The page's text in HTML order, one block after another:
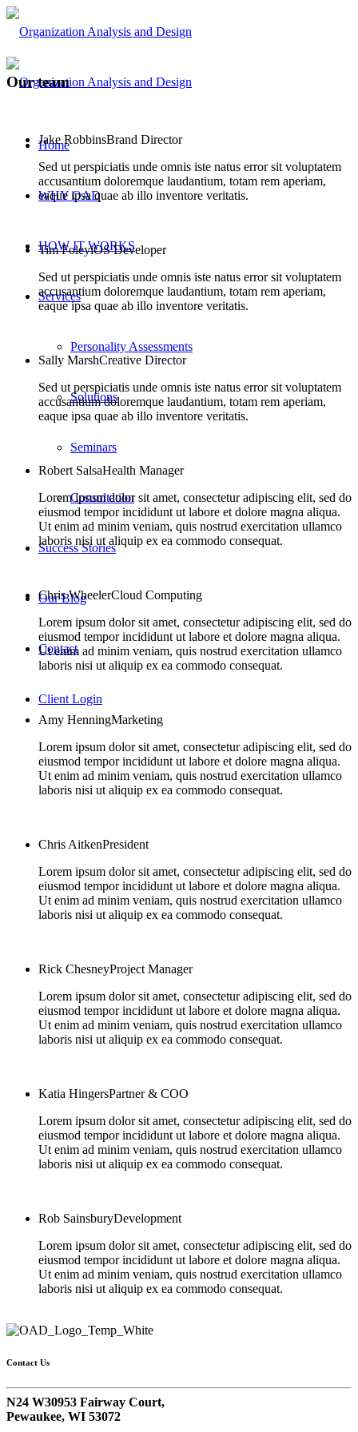
Home
WHY OAD
HOW IT WORKS
Services
Personality Assessments
Solutions
Seminars
Consultation
Success Stories
Our Blog
Contact
Client Login
Our team
Jake RobbinsBrand Director
Sed ut perspiciatis unde omnis iste natus error sit voluptatem
accusantium doloremque laudantium, totam rem aperiam,
eaque ipsa quae ab illo inventore veritatis.
Tim FoleyiOS Developer
Sed ut perspiciatis unde omnis iste natus error sit voluptatem
accusantium doloremque laudantium, totam rem aperiam,
eaque ipsa quae ab illo inventore veritatis.
Sally MarshCreative Director
Sed ut perspiciatis unde omnis iste natus error sit voluptatem
accusantium doloremque laudantium, totam rem aperiam,
eaque ipsa quae ab illo inventore veritatis.
Robert SalsaHealth Manager
Lorem ipsum dolor sit amet, consectetur adipiscing elit, sed do
eiusmod tempor incididunt ut labore et dolore magna aliqua.
Ut enim ad minim veniam, quis nostrud exercitation ullamco
laboris nisi ut aliquip ex ea commodo consequat.
Chris WheelerCloud Computing
Lorem ipsum dolor sit amet, consectetur adipiscing elit, sed do
eiusmod tempor incididunt ut labore et dolore magna aliqua.
Ut enim ad minim veniam, quis nostrud exercitation ullamco
laboris nisi ut aliquip ex ea commodo consequat.
Amy HenningMarketing
Lorem ipsum dolor sit amet, consectetur adipiscing elit, sed do
eiusmod tempor incididunt ut labore et dolore magna aliqua.
Ut enim ad minim veniam, quis nostrud exercitation ullamco
laboris nisi ut aliquip ex ea commodo consequat.
Chris AitkenPresident
Lorem ipsum dolor sit amet, consectetur adipiscing elit, sed do
eiusmod tempor incididunt ut labore et dolore magna aliqua.
Ut enim ad minim veniam, quis nostrud exercitation ullamco
laboris nisi ut aliquip ex ea commodo consequat.
Rick ChesneyProject Manager
Lorem ipsum dolor sit amet, consectetur adipiscing elit, sed do
eiusmod tempor incididunt ut labore et dolore magna aliqua.
Ut enim ad minim veniam, quis nostrud exercitation ullamco
laboris nisi ut aliquip ex ea commodo consequat.
Katia HingersPartner & COO
Lorem ipsum dolor sit amet, consectetur adipiscing elit, sed do
eiusmod tempor incididunt ut labore et dolore magna aliqua.
Ut enim ad minim veniam, quis nostrud exercitation ullamco
laboris nisi ut aliquip ex ea commodo consequat.
Rob SainsburyDevelopment
Lorem ipsum dolor sit amet, consectetur adipiscing elit, sed do
eiusmod tempor incididunt ut labore et dolore magna aliqua.
Ut enim ad minim veniam, quis nostrud exercitation ullamco
laboris nisi ut aliquip ex ea commodo consequat.
Contact Us
N24 W30953 Fairway Court,
Pewaukee, WI 53072